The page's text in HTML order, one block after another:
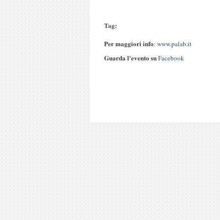
Tag:
Per maggiori info: www.palab.it
Guarda l'evento suFacebook